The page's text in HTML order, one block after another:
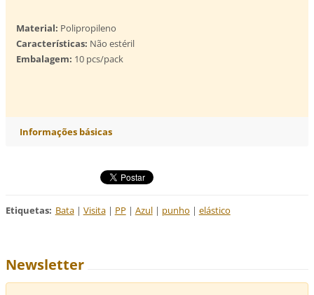
Material: Polipropileno
Características: Não estéril
Embalagem: 10 pcs/pack
Informações básicas
Etiquetas: Bata | Visita | PP | Azul | punho | elástico
Newsletter